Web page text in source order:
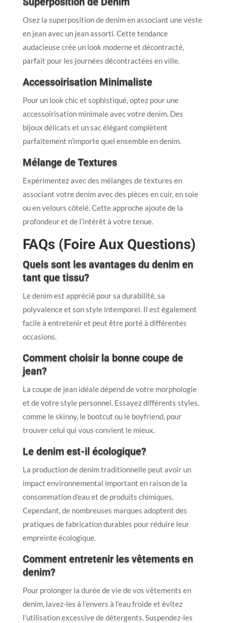
Osez la superposition de denim en associant une veste
en jean avec un jean assorti. Cette tendance
audacieuse crée un look moderne et décontracté,
parfait pour les journées décontractées en ville.
Accessoirisation Minimaliste
Pour un look chic et sophistiqué, optez pour une
accessoirisation minimale avec votre denim. Des
bijoux délicats et un sac élégant complètent
parfaitement n’importe quel ensemble en denim.
Mélange de Textures
Expérimentez avec des mélanges de textures en
associant votre denim avec des pièces en cuir, en soie
ou en velours côtelé. Cette approche ajoute de la
profondeur et de l’intérêt à votre tenue.
FAQs (Foire Aux Questions)
Quels sont les avantages du denim en
tant que tissu?
Le denim est apprécié pour sa durabilité, sa
polyvalence et son style intemporel. Il est également
facile à entretenir et peut être porté à différentes
occasions.
Comment choisir la bonne coupe de
jean?
La coupe de jean idéale dépend de votre morphologie
et de votre style personnel. Essayez différents styles,
comme le skinny, le bootcut ou le boyfriend, pour
trouver celui qui vous convient le mieux.
Le denim est-il écologique?
La production de denim traditionnelle peut avoir un
impact environnemental important en raison de la
consommation d’eau et de produits chimiques.
Cependant, de nombreuses marques adoptent des
pratiques de fabrication durables pour réduire leur
empreinte écologique.
Comment entretenir les vêtements en
denim?
Pour prolonger la durée de vie de vos vêtements en
denim, lavez-les à l’envers à l’eau froide et évitez
l’utilisation excessive de détergents. Suspendez-les